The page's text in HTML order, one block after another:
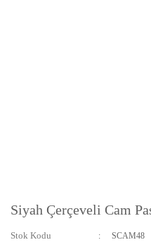
Siyah Çerçeveli Cam
Stok Kodu SCAM48